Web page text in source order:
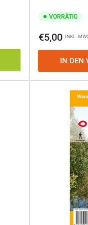
VORRÄTIG
Normaler
€5,00 INKL.
IN DEN